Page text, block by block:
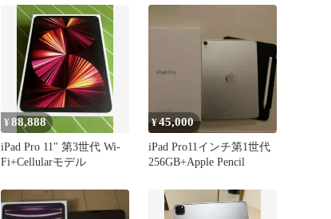
レイ M2 16GB RAM
MNXY3J/A 2022年モデル
Apple純正発送箱付き
2022年 M2 シルバー / ス
整備品 新品 メーカー保
証あり バッテリー100%
¥88,888
iPad Pro 11" 第3世代 Wi-
Fi+Cellularモデル
¥45,000
iPad Pro11インチ第1世代
256GB+Apple Pencil